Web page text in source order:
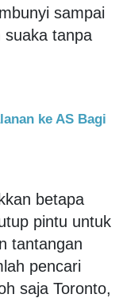
sampai
suaka tanpa
ke AS Bagi
betapa
pintu untuk
tantangan
pencari
saja Toronto,